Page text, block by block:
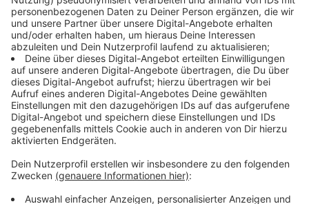
Wald gefunden und festgenommen worden. Er
hatte Drogen dabei und keine Fahrerlaubis.
Veröffentlicht:Freitag, 18.09.2020 07:45
Anzeige
Anzeige